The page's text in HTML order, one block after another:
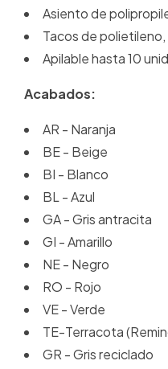
Asiento de
Tacos de
Apilable hasta 10
Acabados:
AR - Naranja
BE - Beige
BI - Blanco
BL - Azul
GA - Gris antracita
GI - Amarillo
NE - Negro
RO - Rojo
VE - Verde
TE-Terracota
GR - Gris reciclado